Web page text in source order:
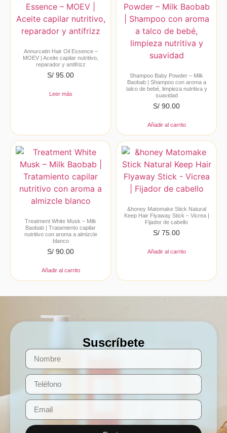
Annurcatin Hair Oil Essence –
MOEV | Aceite capilar nutritivo,
reparador y antifrizz
S/ 95.00
Leer más
Shampoo Baby Powder – Milk
Baobab | Shampoo con aroma a
talco de bebé, limpieza nutritiva y
suavidad
S/ 90.00
Añadir al carrito
Treatment White Musk – Milk
Baobab | Tratamiento capilar
nutritivo con aroma a almizcle
blanco
S/ 90.00
Añadir al carrito
&honey Matomake Stick Natural
Keep Hair Flyaway Stick – Vicrea |
Fijador de cabello
S/ 75.00
Añadir al carrito
Suscríbete